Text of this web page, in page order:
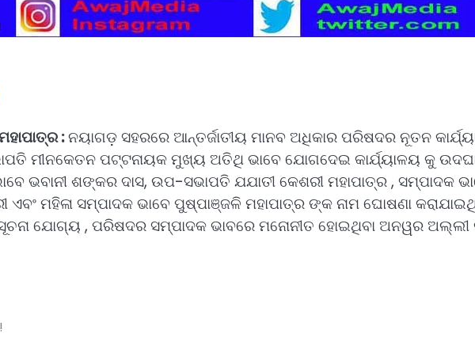
:ନୟାଗଡ଼ ସହରରେ ଆନ୍ତର୍ଜାତୀୟ ମାନବ ଅଧିକାର ପରିଷଦର ନୂତନ
ମୀନକେତନ ପଟ୍ଟନାୟକ ମୁଖ୍ୟ ଅତିଥି ଭାବେ ଯୋଗଦେଇ କାର୍ଯ୍ୟାଳୟ କୁ
ଭବାନୀ ଶଙ୍କର ଦାସ, ଉପ-ସଭାପତି ଯଯାତୀ କେଶରୀ ମହାପାତ୍ର , ସମ୍ପାଦକ
ଏବଂ ମହିଳା ସମ୍ପାଦକ ଭାବେ ପୁଷ୍ପାଞ୍ଜଳି ମହାପାତ୍ର ଙ୍କ ନାମ ଘୋଷଣା
ଯୋଗ୍ୟ , ପରିଷଦର ସମ୍ପାଦକ ଭାବରେ ମନୋନୀତ ହୋଇଥିବା ଅନୱର